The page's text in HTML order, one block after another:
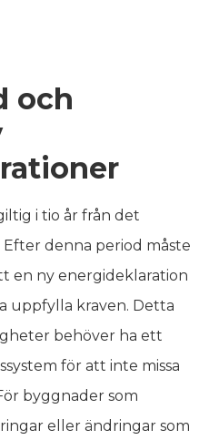
och
i tio år från det
denna period måste
en ny energideklaration
uppfylla kraven. Detta
behöver ha ett
för att inte missa
byggnader som
eller ändringar som